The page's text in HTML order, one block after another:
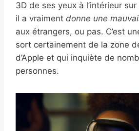
3D de ses yeux à l’intérieur sur
il a vraiment donne une
aux étrangers, ou pas. C’est
sort certainement de la zone
d’Apple et qui inquiète de
personnes.